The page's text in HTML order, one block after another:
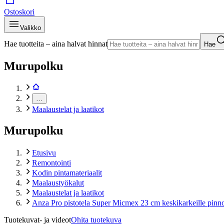
Ostoskori
Valikko
Hae tuotteita – aina halvat hinnat Hae
Murupolku
Maalaustelat ja laatikot
Murupolku
Etusivu
Remontointi
Kodin pintamateriaalit
Maalaustyökalut
Maalaustelat ja laatikot
Anza Pro pistotela Super Micmex 23 cm keskikarkeille
Tuotekuvat- ja videotOhita tuotekuva